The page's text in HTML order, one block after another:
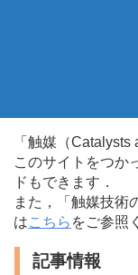
「触媒（
このサイトをつか
ドもできます．
また，「触媒技術
はこちら をご参照
記事情報